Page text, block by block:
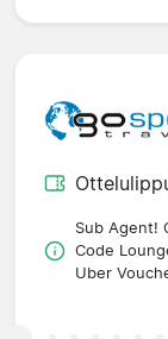
Sub Agent!
Code
Uber